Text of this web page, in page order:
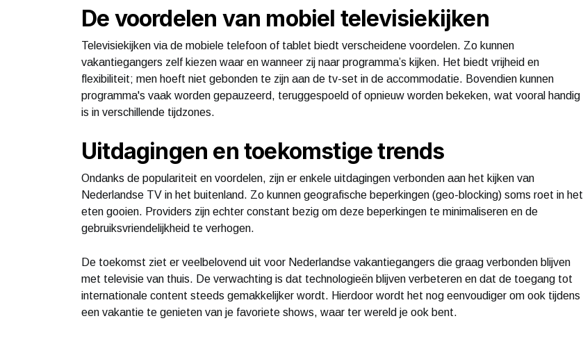
De voordelen van mobiel televisiekijken
Televisiekijken via de mobiele telefoon of tablet biedt verscheidene voordelen. Zo kunnen
vakantiegangers zelf kiezen waar en wanneer zij naar programma’s kijken. Het biedt vrijheid en
flexibiliteit; men hoeft niet gebonden te zijn aan de tv-set in de accommodatie. Bovendien kunnen
programma's vaak worden gepauzeerd, teruggespoeld of opnieuw worden bekeken, wat vooral handig
is in verschillende tijdzones.
Uitdagingen en toekomstige trends
Ondanks de populariteit en voordelen, zijn er enkele uitdagingen verbonden aan het kijken van
Nederlandse TV in het buitenland. Zo kunnen geografische beperkingen (geo-blocking) soms roet in het
eten gooien. Providers zijn echter constant bezig om deze beperkingen te minimaliseren en de
gebruiksvriendelijkheid te verhogen.
De toekomst ziet er veelbelovend uit voor Nederlandse vakantiegangers die graag verbonden blijven
met televisie van thuis. De verwachting is dat technologieën blijven verbeteren en dat de toegang tot
internationale content steeds gemakkelijker wordt. Hierdoor wordt het nog eenvoudiger om ook tijdens
een vakantie te genieten van je favoriete shows, waar ter wereld je ook bent.